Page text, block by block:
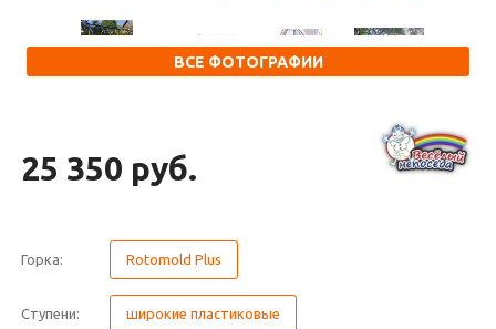
ВСЕ ФОТОГРАФИИ
25 350 руб.
Горка: Rotomold Plus
Ступени: широкие пластиковые